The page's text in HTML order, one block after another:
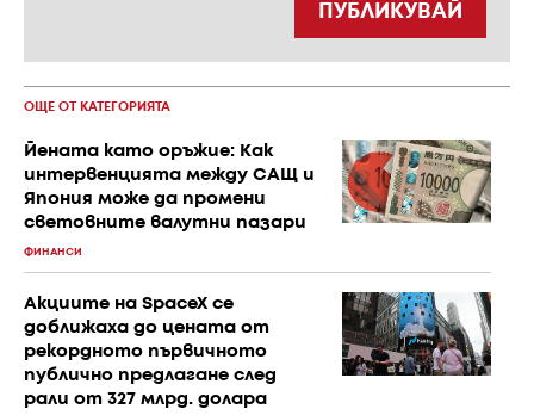
ПУБЛИКУВАЙ
ОЩЕ ОТ КАТЕГОРИЯТА
Йената като оръжие: Как
интервенцията между САЩ и
Япония може да промени
световните валутни пазари
ФИНАНСИ
Акциите на SpaceX се
доближаха до цената от
рекордното първичното
публично предлагане след
рали от 327 млрд. долара